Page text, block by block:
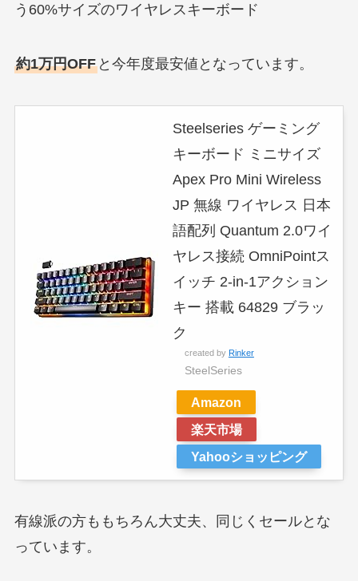
う60%サイズのワイヤレスキーボード
約1万円OFFと今年度最安値となっています。
Steelseries ゲーミング
キーボード ミニサイズ
Apex Pro Mini Wireless
JP 無線 ワイヤレス 日本
語配列 Quantum 2.0ワイ
ヤレス接続 OmniPointス
イッチ 2-in-1アクション
キー 搭載 64829 ブラッ
ク
created by Rinker
SteelSeries
Amazon
楽天市場
Yahooショッピング
有線派の方ももちろん大丈夫、同じくセールとな
っています。